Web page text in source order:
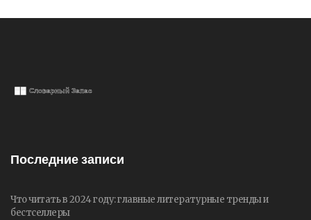
Последние записи
Что читать в 2024 году: главные литературные тренды и
бестселлеры